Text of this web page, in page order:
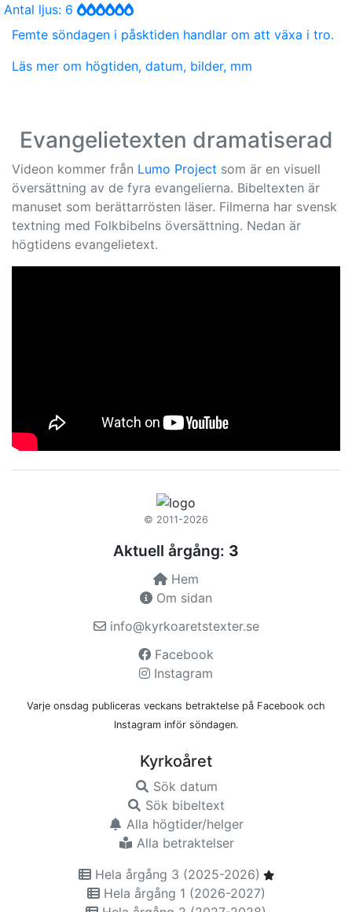
Antal ljus: 6
Femte söndagen i påsktiden handlar om att växa i tro.
Läs mer om högtiden, datum, bilder, mm
Evangelietexten dramatiserad
Videon kommer från Lumo Project som är en visuell
översättning av de fyra evangelierna. Bibeltexten är
manuset som berättarrösten läser. Filmerna har svensk
textning med Folkbibelns översättning. Nedan är
högtidens evangelietext.
© 2011-2026
Aktuell årgång: 3
Hem
Om sidan
info@kyrkoaretstexter.se
Facebook
Instagram
Varje onsdag publiceras veckans betraktelse på Facebook och
Instagram inför söndagen.
Kyrkoåret
Sök datum
Sök bibeltext
Alla högtider/helger
Alla betraktelser
Hela årgång 3 (2025-2026)
Hela årgång 1 (2026-2027)